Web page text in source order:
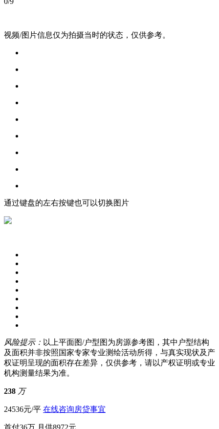
视频/图片信息仅为拍摄当时的状态，仅供参考。
通过键盘的左右按键也可以切换图片
风险提示： 以上平面图/户型图为房源参考图，其中户型结构
及面积并非按照国家专家专业测绘活动所得，与真实现状及产
权证明呈现的面积存在差异，仅供参考，请以产权证明或专业
机构测量结果为准。
238 万
24536元/平 在线咨询房贷事宜